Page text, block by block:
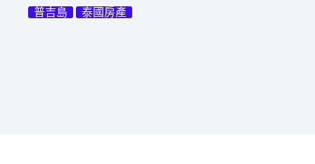
普吉島 泰國房產